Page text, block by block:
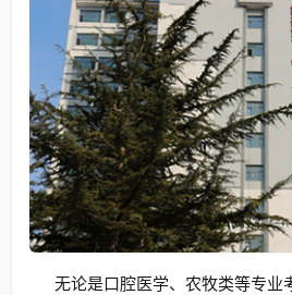
无论是口腔医学、农牧类等专业